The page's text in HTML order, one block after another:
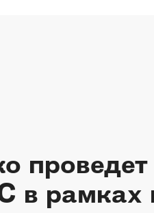
в рамках